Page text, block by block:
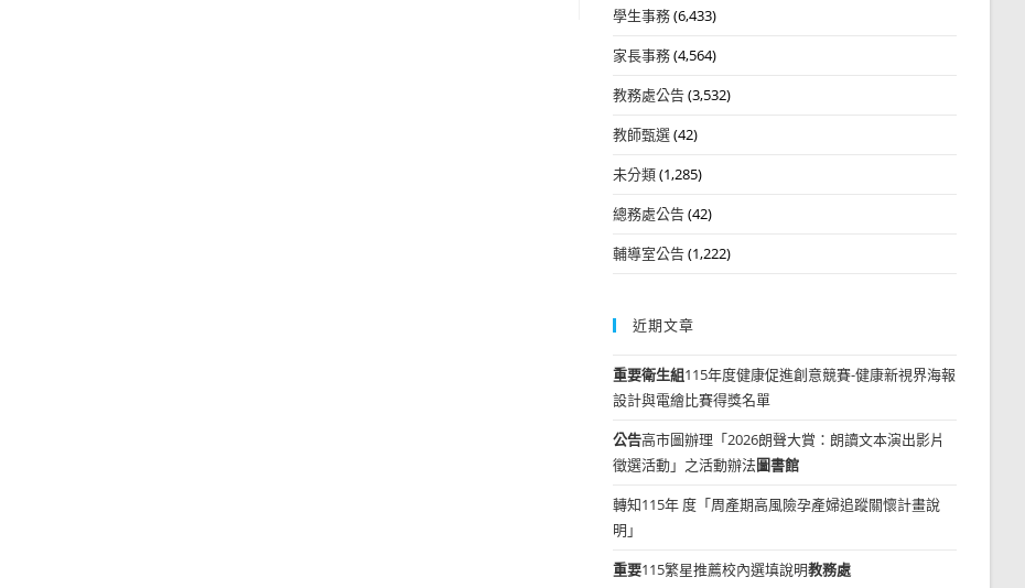
學生事務(6,433)
家長事務(4,564)
教務處公告(3,532)
教師甄選(42)
未分類(1,285)
總務處公告(42)
輔導室公告(1,222)
近期文章
重要衛生組115年度健康促進創意競賽-健康新視界海報
設計與電繪比賽得獎名單
公告高市圖辦理「2026朗聲大賞：朗讀文本演出影片
徵選活動」之活動辦法圖書館
轉知115年 度「周產期高風險孕產婦追蹤關懷計畫說
明」
重要115繁星推薦校內選填說明教務處